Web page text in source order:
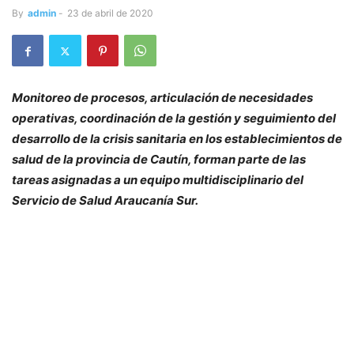
By admin - 23 de abril de 2020
Monitoreo de procesos, articulación de necesidades
operativas, coordinación de la gestión y seguimiento del
desarrollo de la crisis sanitaria en los establecimientos de
salud de la provincia de Cautín, forman parte de las
tareas asignadas a un equipo multidisciplinario del
Servicio de Salud Araucanía Sur.